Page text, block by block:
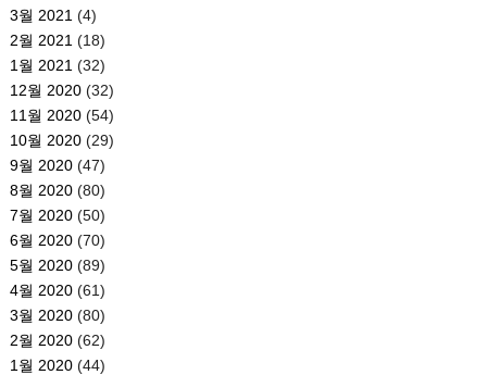
3월 2021 (4)
2월 2021 (18)
1월 2021 (32)
12월 2020(32)
11월 2020(54)
10월 2020(29)
9월 2020(47)
8월 2020(80)
7월 2020(50)
6월 2020(70)
5월 2020(89)
4월 2020(61)
3월 2020(80)
2월 2020(62)
1월 2020(44)